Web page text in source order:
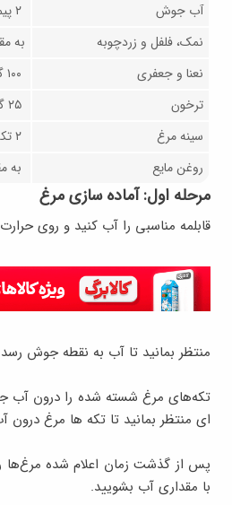
آب جوش
نمک، فلفل و زردچوبه
به
نعنا و جعفری
ترخون
سینه مرغ
روغن مایع
به
مرحله اول: آماده سازی مرغ
قابلمه مناسبی را آب کنید و روی
منتظر بمانید تا آب به نقطه جوش
ای منتظر بمانید تا تکه ها مرغ درون
پس از گذشت زمان اعلام شده مرغ‌ها
با مقداری آب بشویید.